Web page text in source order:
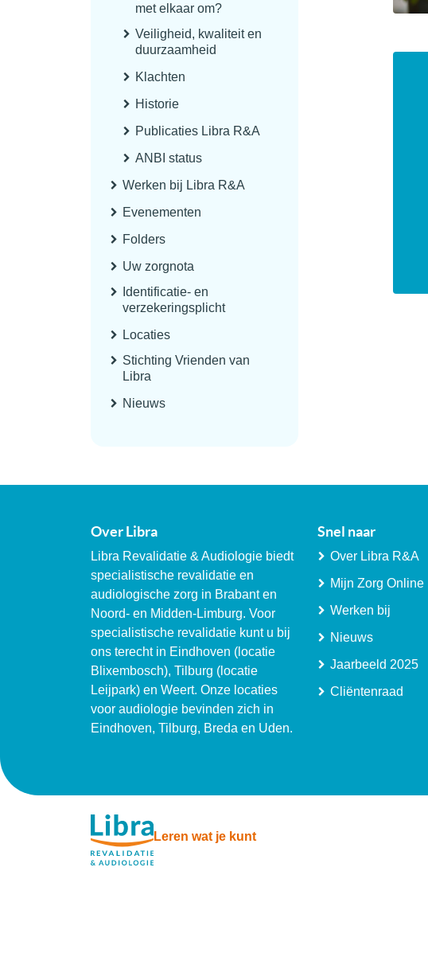
met elkaar om?
Veiligheid, kwaliteit en
duurzaamheid
Klachten
Historie
Publicaties Libra R&A
ANBI status
Werken bij Libra R&A
Evenementen
Folders
Uw zorgnota
Identificatie- en
verzekeringsplicht
Locaties
Stichting Vrienden van
Libra
Nieuws
Over Libra
Libra Revalidatie & Audiologie biedt
specialistische revalidatie en
audiologische zorg in Brabant en
Noord- en Midden-Limburg. Voor
specialistische revalidatie kunt u bij
ons terecht in Eindhoven (locatie
Blixembosch), Tilburg (locatie
Leijpark) en Weert. Onze locaties
voor audiologie bevinden zich in
Eindhoven, Tilburg, Breda en Uden.
Snel naar
Over Libra R&A
Mijn Zorg Online
Werken bij
Nieuws
Jaarbeeld 2025
Cliëntenraad
Leren wat je kunt